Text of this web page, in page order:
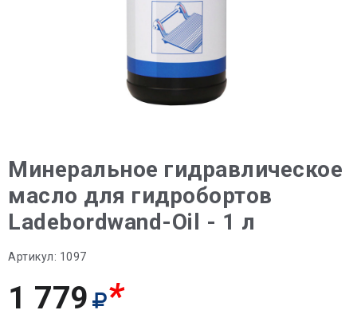
Минеральное гидравлическое
масло для гидробортов
Ladebordwand-Oil - 1 л
Артикул: 1097
1 779 *